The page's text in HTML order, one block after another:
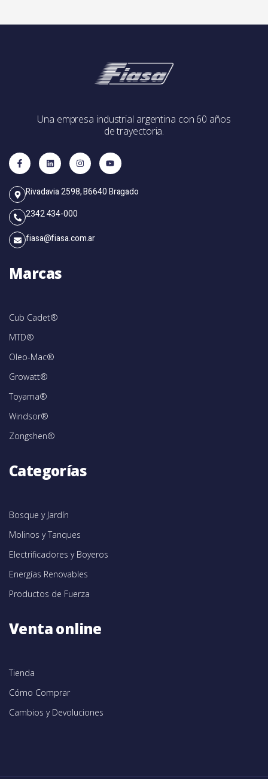
Una empresa industrial argentina con 60 años
de trayectoria.
Rivadavia 2598, B6640 Bragado
2342 434-000
fiasa@fiasa.com.ar
Marcas
Cub Cadet®
MTD®
Oleo-Mac®
Growatt®
Toyama®
Windsor®
Zongshen®
Categorías
Bosque y Jardín
Molinos y Tanques
Electrificadores y Boyeros
Energías Renovables
Productos de Fuerza
Venta online
Tienda
Cómo Comprar
Cambios y Devoluciones